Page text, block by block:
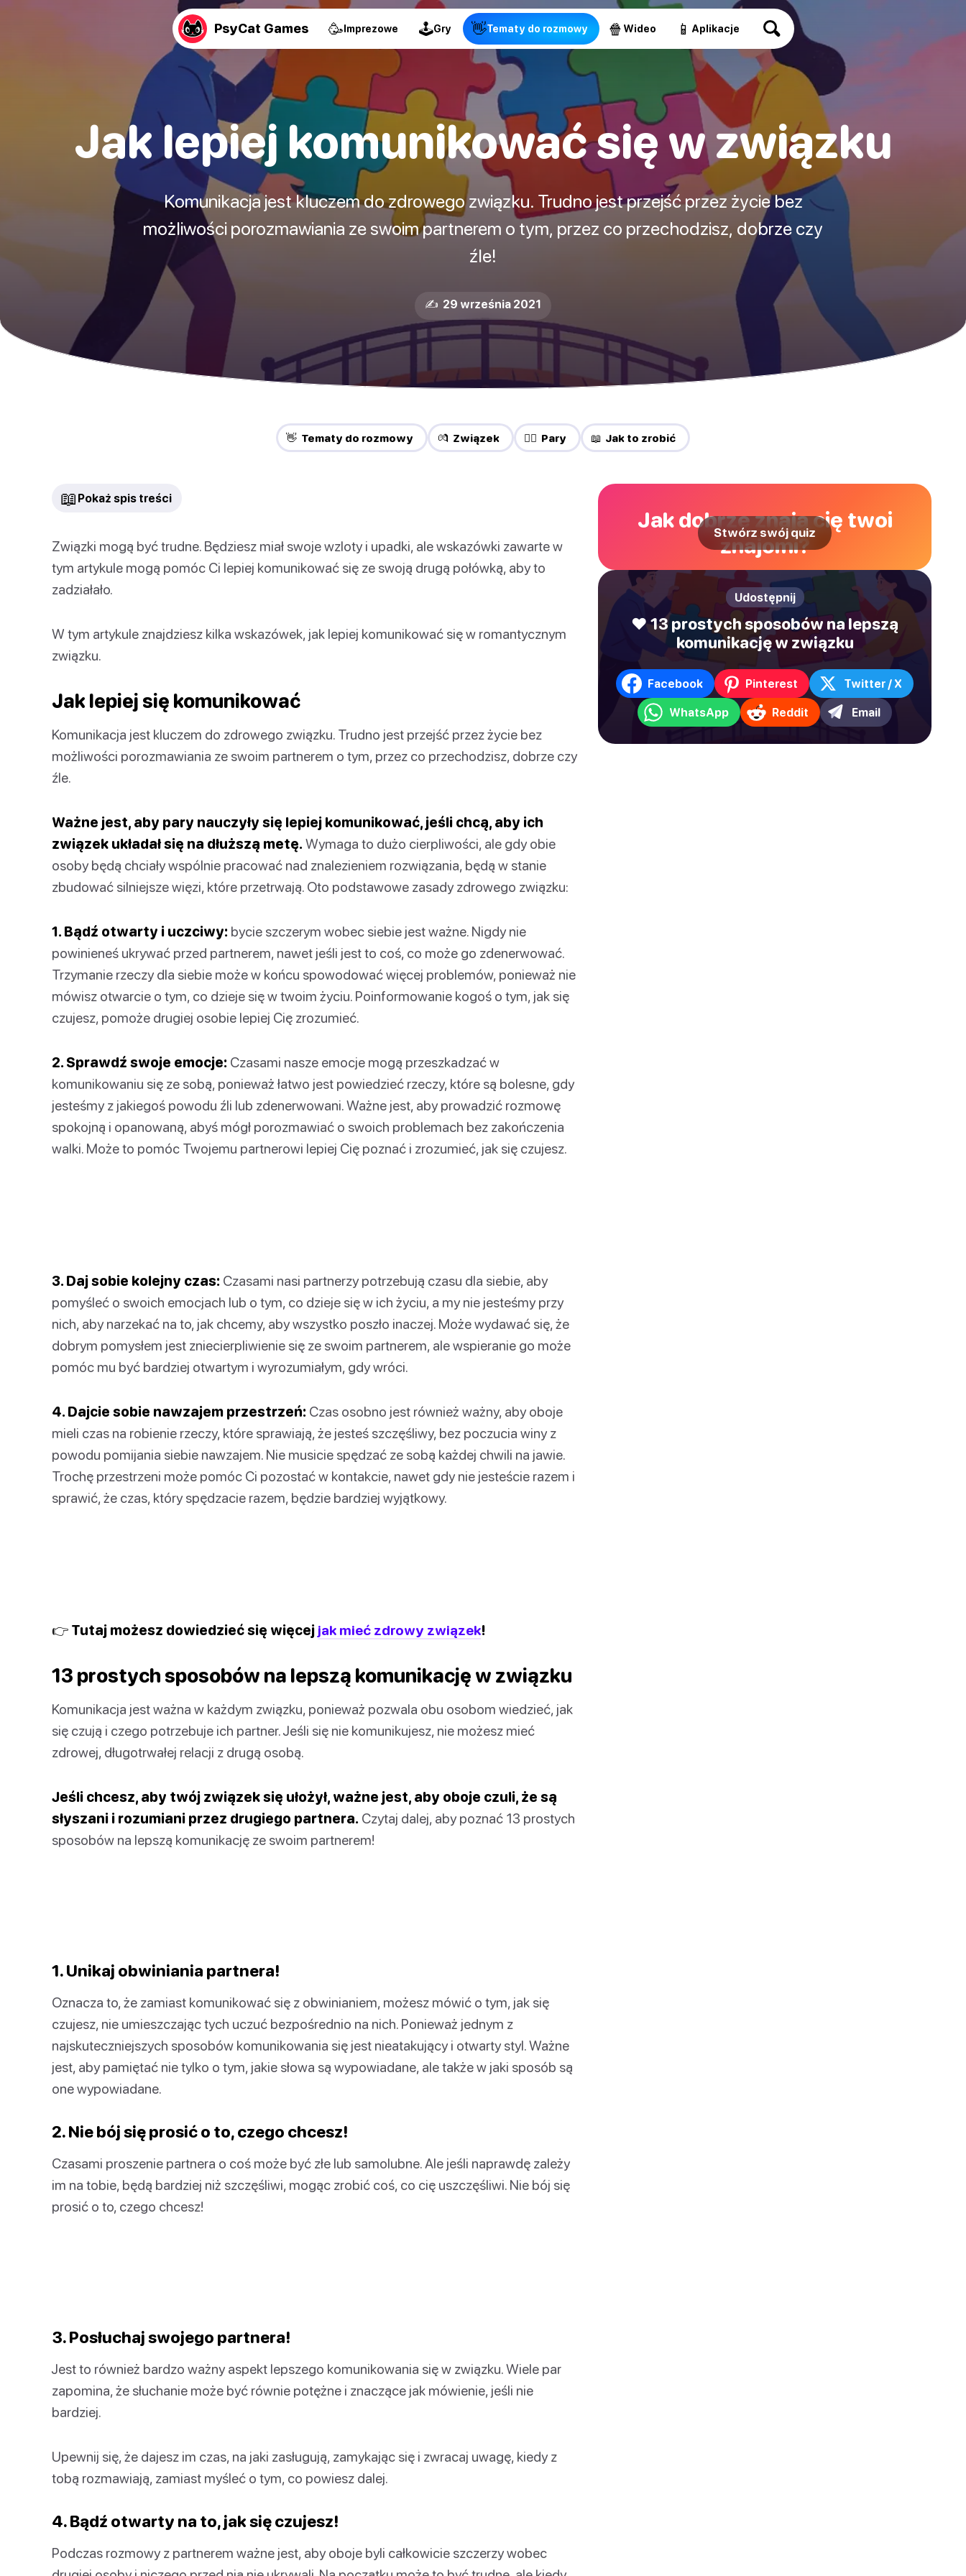
PsyCat Games 🥳Imprezowe 🕹Gry 👋Tematy do rozmowy 🍿 Wideo 📱 Aplikacje
Jak lepiej komunikować się w związku
Komunikacja jest kluczem do zdrowego związku. Trudno jest przejść przez życie bez
możliwości porozmawiania ze swoim partnerem o tym, przez co przechodzisz, dobrze czy
źle!
✍️ 29 września 2021
👋 Tematy do rozmowy 💏 Związek ❤️‍🔥 Pary 📖 Jak to zrobić
📖 Pokaż spis treści
Związki mogą być trudne. Będziesz miał swoje wzloty i upadki, ale wskazówki zawarte w
tym artykule mogą pomóc Ci lepiej komunikować się ze swoją drugą połówką, aby to
zadziałało.
W tym artykule znajdziesz kilka wskazówek, jak lepiej komunikować się w romantycznym
związku.
Jak lepiej się komunikować
Komunikacja jest kluczem do zdrowego związku. Trudno jest przejść przez życie bez
możliwości porozmawiania ze swoim partnerem o tym, przez co przechodzisz, dobrze czy
źle.
Ważne jest, aby pary nauczyły się lepiej komunikować, jeśli chcą, aby ich
związek układał się na dłuższą metę. Wymaga to dużo cierpliwości, ale gdy obie
osoby będą chciały wspólnie pracować nad znalezieniem rozwiązania, będą w stanie
zbudować silniejsze więzi, które przetrwają. Oto podstawowe zasady zdrowego związku:
1. Bądź otwarty i uczciwy: bycie szczerym wobec siebie jest ważne. Nigdy nie
powinieneś ukrywać przed partnerem, nawet jeśli jest to coś, co może go zdenerwować.
Trzymanie rzeczy dla siebie może w końcu spowodować więcej problemów, ponieważ nie
mówisz otwarcie o tym, co dzieje się w twoim życiu. Poinformowanie kogoś o tym, jak się
czujesz, pomoże drugiej osobie lepiej Cię zrozumieć.
2. Sprawdź swoje emocje: Czasami nasze emocje mogą przeszkadzać w
komunikowaniu się ze sobą, ponieważ łatwo jest powiedzieć rzeczy, które są bolesne, gdy
jesteśmy z jakiegoś powodu źli lub zdenerwowani. Ważne jest, aby prowadzić rozmowę
spokojną i opanowaną, abyś mógł porozmawiać o swoich problemach bez zakończenia
walki. Może to pomóc Twojemu partnerowi lepiej Cię poznać i zrozumieć, jak się czujesz.
3. Daj sobie kolejny czas: Czasami nasi partnerzy potrzebują czasu dla siebie, aby
pomyśleć o swoich emocjach lub o tym, co dzieje się w ich życiu, a my nie jesteśmy przy
nich, aby narzekać na to, jak chcemy, aby wszystko poszło inaczej. Może wydawać się, że
dobrym pomysłem jest zniecierpliwienie się ze swoim partnerem, ale wspieranie go może
pomóc mu być bardziej otwartym i wyrozumiałym, gdy wróci.
4. Dajcie sobie nawzajem przestrzeń: Czas osobno jest również ważny, aby oboje
mieli czas na robienie rzeczy, które sprawiają, że jesteś szczęśliwy, bez poczucia winy z
powodu pomijania siebie nawzajem. Nie musicie spędzać ze sobą każdej chwili na jawie.
Trochę przestrzeni może pomóc Ci pozostać w kontakcie, nawet gdy nie jesteście razem i
sprawić, że czas, który spędzacie razem, będzie bardziej wyjątkowy.
👉 Tutaj możesz dowiedzieć się więcej jak mieć zdrowy związek!
13 prostych sposobów na lepszą komunikację w związku
Komunikacja jest ważna w każdym związku, ponieważ pozwala obu osobom wiedzieć, jak
się czują i czego potrzebuje ich partner. Jeśli się nie komunikujesz, nie możesz mieć
zdrowej, długotrwałej relacji z drugą osobą.
Jeśli chcesz, aby twój związek się ułożył, ważne jest, aby oboje czuli, że są
słyszani i rozumiani przez drugiego partnera. Czytaj dalej, aby poznać 13 prostych
sposobów na lepszą komunikację ze swoim partnerem!
1. Unikaj obwiniania partnera!
Oznacza to, że zamiast komunikować się z obwinianiem, możesz mówić o tym, jak się
czujesz, nie umieszczając tych uczuć bezpośrednio na nich. Ponieważ jednym z
najskuteczniejszych sposobów komunikowania się jest nieatakujący i otwarty styl. Ważne
jest, aby pamiętać nie tylko o tym, jakie słowa są wypowiadane, ale także w jaki sposób są
one wypowiadane.
2. Nie bój się prosić o to, czego chcesz!
Czasami proszenie partnera o coś może być złe lub samolubne. Ale jeśli naprawdę zależy
im na tobie, będą bardziej niż szczęśliwi, mogąc zrobić coś, co cię uszczęśliwi. Nie bój się
prosić o to, czego chcesz!
3. Posłuchaj swojego partnera!
Jest to również bardzo ważny aspekt lepszego komunikowania się w związku. Wiele par
zapomina, że słuchanie może być równie potężne i znaczące jak mówienie, jeśli nie
bardziej.
Upewnij się, że dajesz im czas, na jaki zasługują, zamykając się i zwracaj uwagę, kiedy z
tobą rozmawiają, zamiast myśleć o tym, co powiesz dalej.
4. Bądź otwarty na to, jak się czujesz!
Podczas rozmowy z partnerem ważne jest, aby oboje byli całkowicie szczerzy wobec
Jak dobrze znają cię twoi
znajomi?
Stwórz swój quiz
Udostępnij
❤️ 13 prostych sposobów na lepszą
komunikację w związku
Facebook Pinterest Twitter / X
WhatsApp Reddit Email